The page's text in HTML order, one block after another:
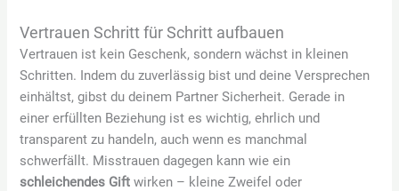
Vertrauen Schritt für Schritt aufbauen
Vertrauen ist kein Geschenk, sondern wächst in kleinen
Schritten. Indem du zuverlässig bist und deine Versprechen
einhältst, gibst du deinem Partner Sicherheit. Gerade in
einer erfüllten Beziehung ist es wichtig, ehrlich und
transparent zu handeln, auch wenn es manchmal
schwerfällt. Misstrauen dagegen kann wie ein
schleichendes Gift wirken – kleine Zweifel oder